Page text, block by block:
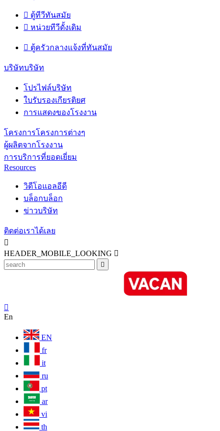
 ตู้ทีวีทันสมัย
 หน่วยทีวีดั้งเดิม
 ตู้ครัวกลางแจ้งที่ทันสมัย
บริษัทบริษัท
โปรไฟล์บริษัท
ใบรับรองเกียรติยศ
การแสดงของโรงงาน
โครงการโครงการต่างๆ
ผู้ผลิตจากโรงงาน
การบริการที่ยอดเยี่ยม
Resources
วิดีโอแอลอีดี
บล็อกบล็อก
ข่าวบริษัท
ติดต่อเราได้เลย

HEADER_MOBILE_LOOKING 


En
EN
fr
it
ru
pt
ar
vi
th